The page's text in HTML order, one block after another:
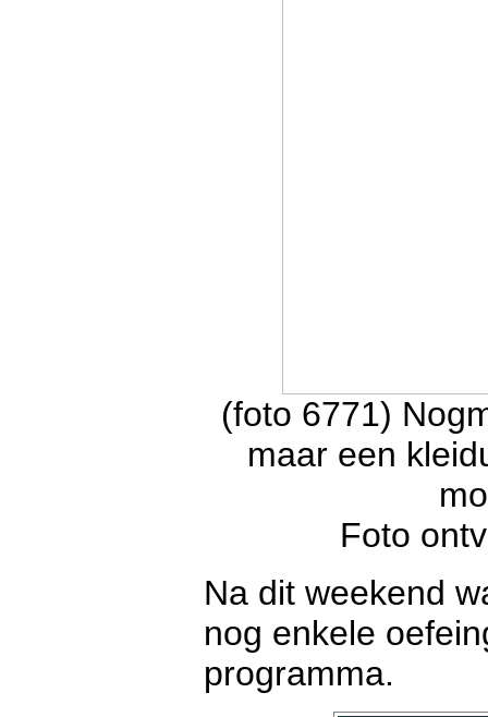
(foto 6771)
maar een
Foto
Na dit weekend
nog enkele
programma.